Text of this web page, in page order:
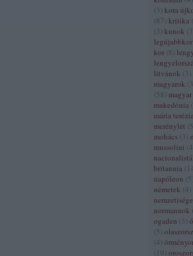
(3 ) kora
(87) kritika (
(3 ) kunok (7
legújabbkor
kor (8)
litvánok (3 )
magyarok (
(58)
makedónia (
mária terézia
merénylet (5
mohács (3 )
mussolini (4
britannia (
napóleon (5
németek (4)
normannok (
ogaden (3 )
(5 )
(4)
( 10)